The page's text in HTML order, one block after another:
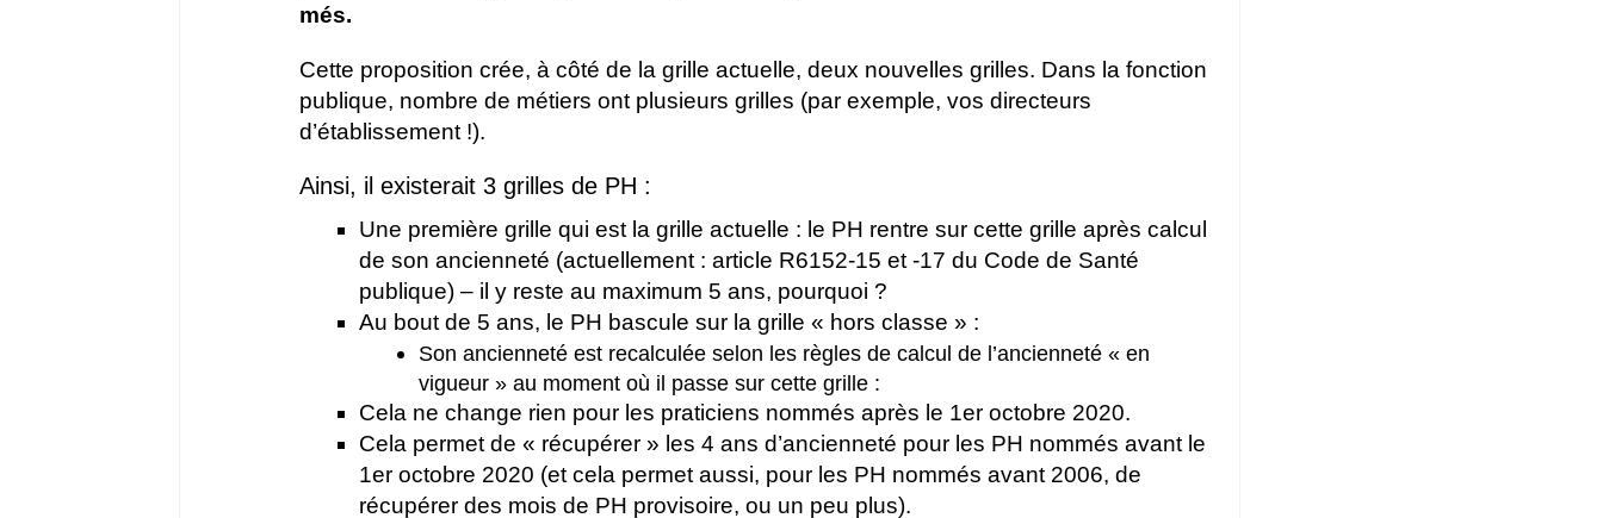
més.
Cette proposition crée, à côté de la grille actuelle, deux nouvelles grilles. Dans la fonction
publique, nombre de métiers ont plusieurs grilles (par exemple, vos directeurs
d’établissement !).
Ainsi, il existerait 3 grilles de PH :
Une première grille qui est la grille actuelle : le PH rentre sur cette grille après calcul
de son ancienneté (actuellement : article R6152-15 et -17 du Code de Santé
publique) – il y reste au maximum 5 ans, pourquoi ?
Au bout de 5 ans, le PH bascule sur la grille « hors classe » :
Son ancienneté est recalculée selon les règles de calcul de l’ancienneté « en
vigueur » au moment où il passe sur cette grille :
Cela ne change rien pour les praticiens nommés après le 1er octobre 2020.
Cela permet de « récupérer » les 4 ans d’ancienneté pour les PH nommés avant le
1er octobre 2020 (et cela permet aussi, pour les PH nommés avant 2006, de
récupérer des mois de PH provisoire, ou un peu plus).